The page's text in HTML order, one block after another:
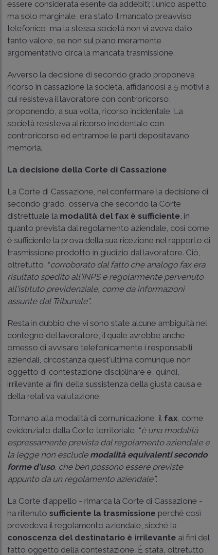
essere considerata esente da addebiti; l'unico aspetto,
ma solo marginale, era stato il mancato preavviso
telefonico, ma la stessa società non vi aveva dato
tanto valore, se non sul piano meramente
argomentativo circa la mancata trasmissione.
Avverso la decisione di secondo grado proponeva
ricorso in cassazione la società, affidandosi a 5 motivi a
cui resisteva il lavoratore con controricorso,
proponendo, a sua volta, ricorso incidentale. La
società resisteva al ricorso incidentale con
controricorso ed entrambe le parti depositavano
memoria.
La decisione della Corte di Cassazione
La Corte di Cassazione, nel confermare la decisione di
secondo grado, osserva che secondo la Corte
distrettuale la modalità del fax è sufficiente , in
quanto prevista dal regolamento aziendale, così come
è sufficiente la prova della sua ricezione nel rapporto di
trasmissione prodotto in giudizio dal lavoratore. Ciò,
oltretutto, “corroborato dal fatto che analogo fax era
risultato spedito all'INPS e regolarmente pervenuto
all'istituto previdenziale, come da informazioni
assunte dal Tribunale”.
Resta in dubbio che vi sono state alcune ambiguità nel
contegno del lavoratore, il quale avrebbe anche
omesso di avvisare telefonicamente i responsabili
aziendali, circostanza quest'ultima comunque non
oggetto di contestazione disciplinare e, quindi,
irrilevante ai fini della sussistenza della giusta causa e
della relativa valutazione.
Tornano alla modalità di comunicazione, il fax , come
evidenziato dalla Corte territoriale, “è una modalità
espressamente prevista dal regolamento aziendale e
la legge non escludemodalità equivalenti secondo
forme d'uso, che ben possono essere previste
appunto da un regolamento aziendale”.
La Corte d'appello - rimarca la Corte di Cassazione -
ha ritenuto sufficiente la trasmissione perché così
prevedeva il regolamento aziendale, sicché la
conoscenza del destinatario è irrilevante ai fini del
fatto oggetto della contestazione. È stata, oltretutto,